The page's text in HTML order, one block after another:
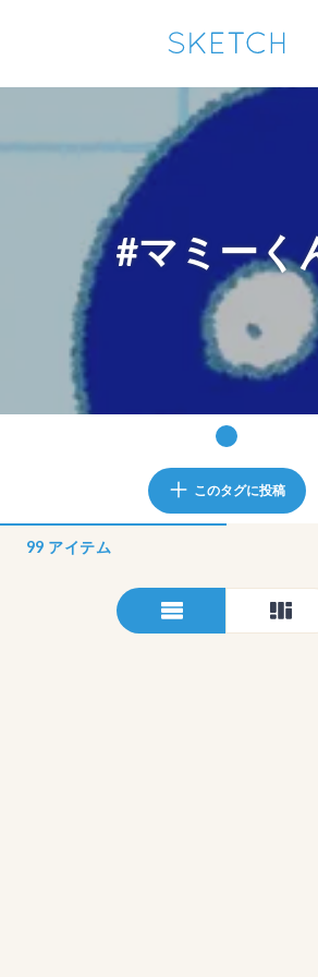
プライパシーポリシー を改定
pixiv Sketchアプリでさらに快適に
アプリで開く
#マミーく
このタグに投稿
99 アイテム